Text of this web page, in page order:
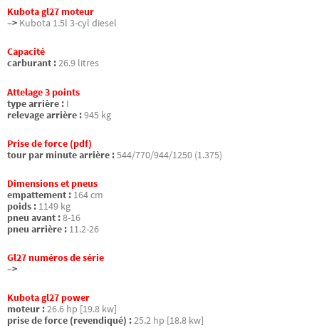
Kubota gl27 moteur
–> Kubota 1.5l 3-cyl diesel
Capacité
carburant :26.9 litres
Attelage 3 points
type arrière : I
relevage arrière :945 kg
Prise de force (pdf)
tour par minute arrière :544/770/944/1250 (1.375)
Dimensions et pneus
empattement : 164 cm
poids : 1149 kg
pneu avant :8-16
pneu arrière : 11.2-26
Gl27 numéros de série
–>
Kubota gl27 power
moteur :26.6 hp [19.8 kw]
prise de force (revendiqué) :25.2 hp [18.8 kw]